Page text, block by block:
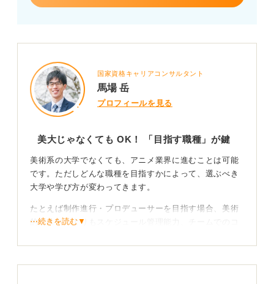
国家資格キャリアコンサルタント
馬場 岳
プロフィールを見る
美大じゃなくても OK！ 「目指す職種」が鍵
美術系の大学でなくても、アニメ業界に進むことは可能
です。ただしどんな職種を目指すかによって、選ぶべき
大学や学び方が変わってきます。
たとえば制作進行・プロデューサーを目指す場合、美術
的なスキルよりもスケジュール管理能力、チームでのコ
⋯続きを読む▼